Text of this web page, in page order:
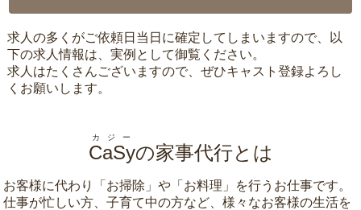
求人の多くがご依頼日当日に確定してしまいますので、以
下の求人情報は、実例として御覧ください。
求人はたくさんございますので、ぜひキャスト登録よろし
くお願いします。
CaSy
カジー
の家事代行とは
お客様に代わり「 お掃除 」や「 お料理 」を行うお仕事です。
仕事が忙しい方、子育て中の方など、様々なお客様の生活を